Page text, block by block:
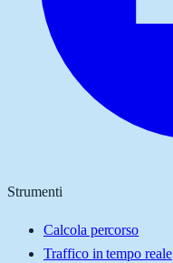
Strumenti
Calcola percorso
Traffico in tempo reale